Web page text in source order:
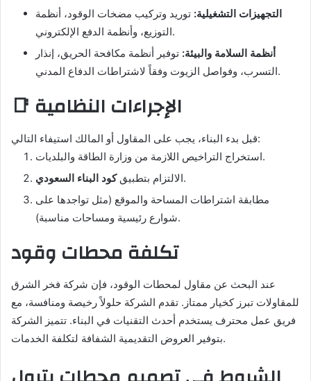
التجهيزات التشغيلية: توريد وتركيب مضخات الوقود، أنظمة
التوزيع، وأنظمة الدفع الإلكتروني.
أنظمة السلامة والبيئة: توفير أنظمة مكافحة الحريق، إنذار
التسرب، وفواصل الزيوت وفقاً لاشتراطات الدفاع المدني.
📑 الإجراءات النظامية
قبل بدء البناء، يجب على المقاول أو المالك استيفاء التالي:
استخراج التراخيص اللازمة من وزارة الطاقة والبلديات.
الالتزام بتطبيقكود البناء السعودي
.
مطابقة اشتراطات المساحة والموقع (مثل تواجدها على
شوارع رئيسية ومساحات مناسبة).
تكلفة محطات وقود
عند البحث عن مقاول لمحطات الوقود، فإن شركة فخر الشرق
للمقاولات تبرز كخيار ممتاز. تقدم الشركة حلولاً رخيصة ومنافسة، مع
فريق عمل محترف يستخدم أحدث التقنيات في البناء. تتميز الشركة
بتوفير العروض التقديمية الشفافة لتكلفة الخدمات.